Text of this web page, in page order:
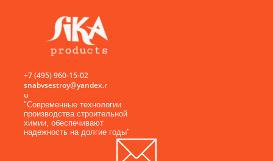
+7 (495) 960-15-02
snabvsestroy@yandex.r
u
"Современные технологии
производства строительной
химии, обеспечивают
надежность на долгие годы"